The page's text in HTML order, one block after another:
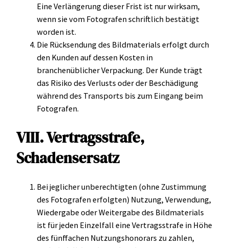
Eine Verlängerung dieser Frist ist nur wirksam,
wenn sie vom Fotografen schriftlich bestätigt
worden ist.
Die Rücksendung des Bildmaterials erfolgt durch
den Kunden auf dessen Kosten in
branchenüblicher Verpackung. Der Kunde trägt
das Risiko des Verlusts oder der Beschädigung
während des Transports bis zum Eingang beim
Fotografen.
VIII. Vertragsstrafe,
Schadensersatz
Bei jeglicher unberechtigten (ohne Zustimmung
des Fotografen erfolgten) Nutzung, Verwendung,
Wiedergabe oder Weitergabe des Bildmaterials
ist für jeden Einzelfall eine Vertragsstrafe in Höhe
des fünffachen Nutzungshonorars zu zahlen,